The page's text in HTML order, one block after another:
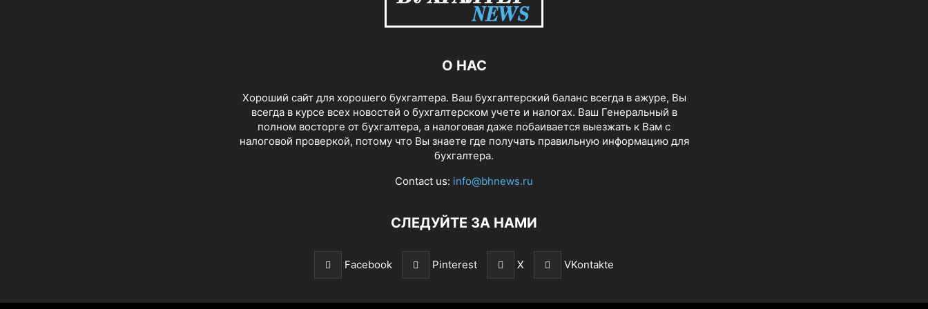
О НАС
Хороший сайт для хорошего бухгалтера. Ваш бухгалтерский баланс всегда в ажуре, Вы
всегда в курсе всех новостей о бухгалтерском учете и налогах. Ваш Генеральный в
полном восторге от бухгалтера, а налоговая даже побаивается выезжать к Вам с
налоговой проверкой, потому что Вы знаете где получать правильную информацию для
бухгалтера.
Contact us: info@bhnews.ru
СЛЕДУЙТЕ ЗА НАМИ
Facebook Pinterest X VKontakte